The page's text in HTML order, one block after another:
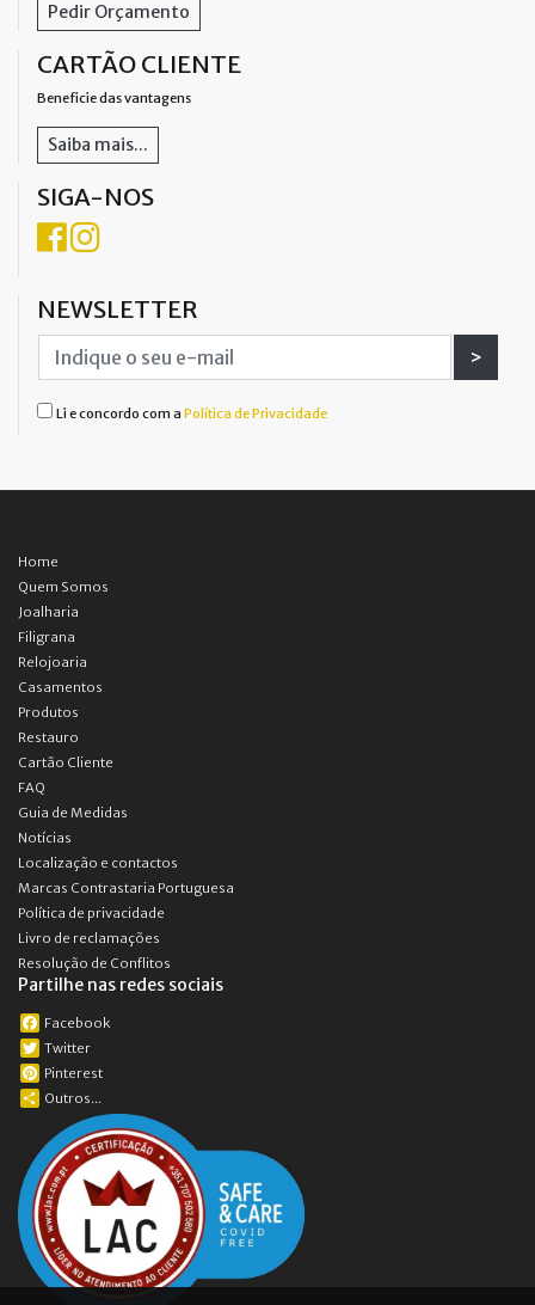
Pedir Orçamento
CARTÃO CLIENTE
Beneficie das vantagens
Saiba mais...
SIGA-NOS
NEWSLETTER
>
Li e concordo com a Política de Privacidade
Home
Quem Somos
Joalharia
Filigrana
Relojoaria
Casamentos
Produtos
Restauro
Cartão Cliente
FAQ
Guia de Medidas
Notícias
Localização e contactos
Marcas Contrastaria Portuguesa
Política de privacidade
Livro de reclamações
Resolução de Conflitos
Partilhe nas redes sociais
Facebook
Twitter
Pinterest
Outros...